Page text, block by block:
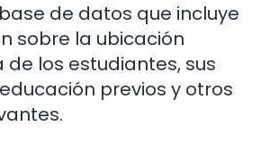
de datos que incluye
sobre la ubicación
los estudiantes, sus
previos y otros